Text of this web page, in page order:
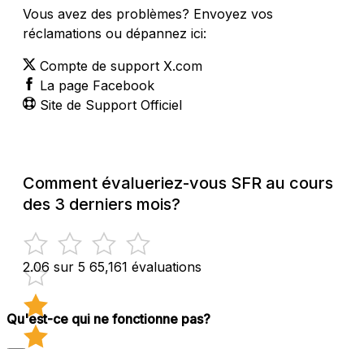
Vous avez des problèmes? Envoyez vos
réclamations ou dépannez ici:
Compte de support X.com
La page Facebook
Site de Support Officiel
Comment évalueriez-vous SFR au cours
des 3 derniers mois?
2.06 sur 5 65,161 évaluations
Qu'est-ce qui ne fonctionne pas?